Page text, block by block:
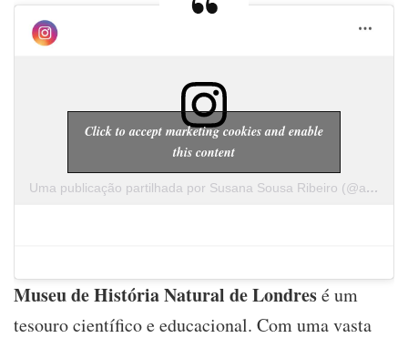
Uma publicação partilhada por Susana Sousa Ribeiro (@a.cachopa)
Click to accept marketing cookies and enable
this content
Museu de História Natural de Londresé um
tesouro científico e educacional. Com uma vasta